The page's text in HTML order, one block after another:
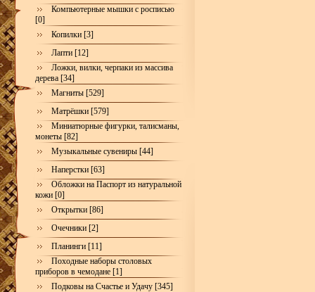
Компьютерные мышки с росписью
[0]
Копилки [3]
Лапти [12]
Ложки, вилки, черпаки из массива
дерева [34]
Магниты [529]
Матрёшки [579]
Миниатюрные фигурки, талисманы,
монеты [82]
Музыкальные сувениры [44]
Наперстки [63]
Обложки на Паспорт из натуральной
кожи [0]
Открытки [86]
Очечники [2]
Планинги [11]
Походные наборы столовых
приборов в чемодане [1]
Подковы на Счастье и Удачу [345]